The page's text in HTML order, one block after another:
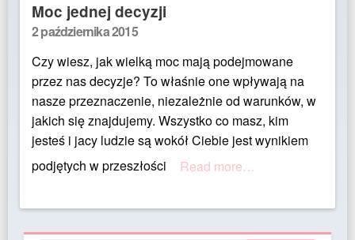
Moc jednej decyzji
Posted
2 października 2015
Czy wiesz, jak wielką moc mają podejmowane
przez nas decyzje? To właśnie one wpływają na
nasze przeznaczenie, niezależnie od warunków, w
jakich się znajdujemy. Wszystko co masz, kim
jesteś i jacy ludzie są wokół Ciebie jest wynikiem
podjętych w przeszłości
Read more…